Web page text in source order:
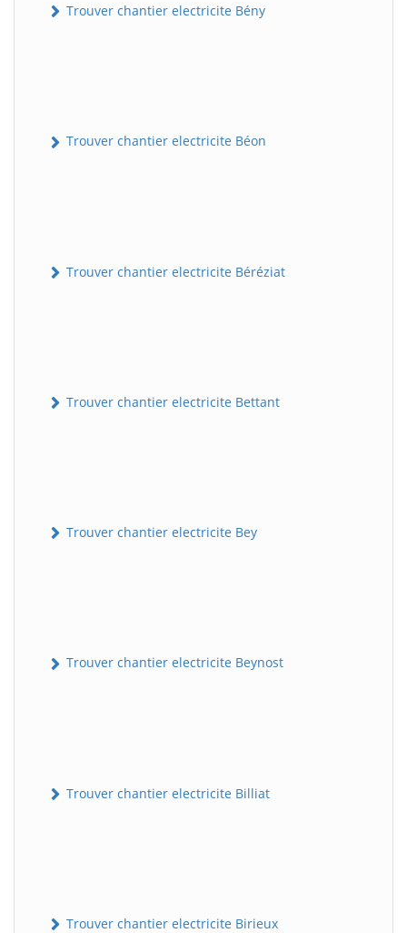
Trouver chantier electricite Bény
Trouver chantier electricite Béon
Trouver chantier electricite Béréziat
Trouver chantier electricite Bettant
Trouver chantier electricite Bey
Trouver chantier electricite Beynost
Trouver chantier electricite Billiat
Trouver chantier electricite Birieux